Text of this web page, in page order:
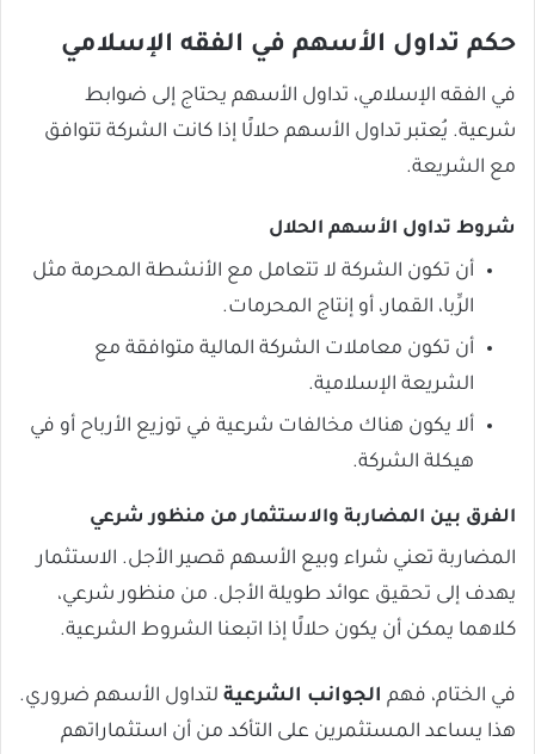
حكم تداول الأسهم في الفقه الإسلامي
في الفقه الإسلامي، تداول الأسهم يحتاج إلى ضوابط
شرعية. يُعتبر تداول الأسهم حلالًا إذا كانت الشركة تتوافق
مع الشريعة.
شروط تداول الأسهم الحلال
أن تكون الشركة لا تتعامل مع الأنشطة المحرمة مثل
الرِّبا، القمار، أو إنتاج المحرمات.
أن تكون معاملات الشركة المالية متوافقة مع
الشريعة الإسلامية.
ألا يكون هناك مخالفات شرعية في توزيع الأرباح أو في
هيكلة الشركة.
الفرق بين المضاربة والاستثمار من منظور شرعي
المضاربة تعني شراء وبيع الأسهم قصير الأجل. الاستثمار
يهدف إلى تحقيق عوائد طويلة الأجل. من منظور شرعي،
كلاهما يمكن أن يكون حلالًا إذا اتبعنا الشروط الشرعية.
في الختام، فهم الجوانب الشرعية لتداول الأسهم ضروري.
هذا يساعد المستثمرين على التأكد من أن استثماراتهم